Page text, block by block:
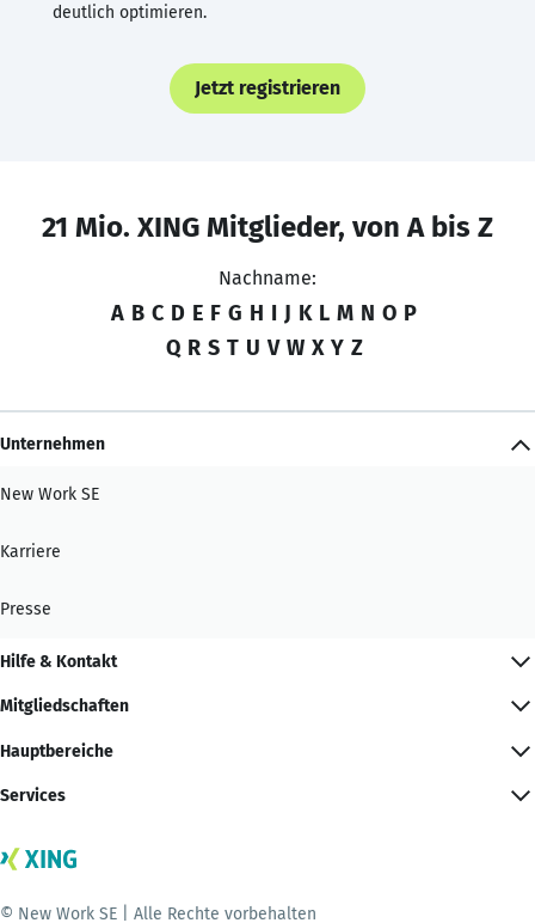
deutlich optimieren.
Jetzt registrieren
21 Mio. XING Mitglieder, von A bis Z
Nachname:
A B C D E F G H I J K L M N O P
Q R S T U V W X Y Z
Unternehmen
New Work SE
Karriere
Presse
Hilfe & Kontakt
Mitgliedschaften
Hauptbereiche
Services
© New Work SE | Alle Rechte vorbehalten